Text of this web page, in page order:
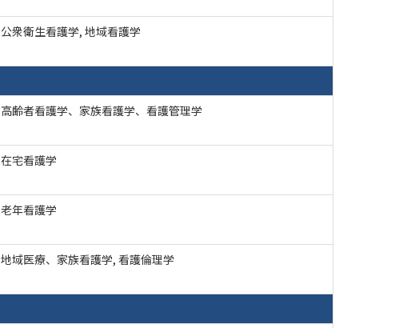
公衆衛生看護学, 地域看護学
高齢者看護学、家族看護学、看護管理学
在宅看護学
老年看護学
地域医療、家族看護学, 看護倫理学